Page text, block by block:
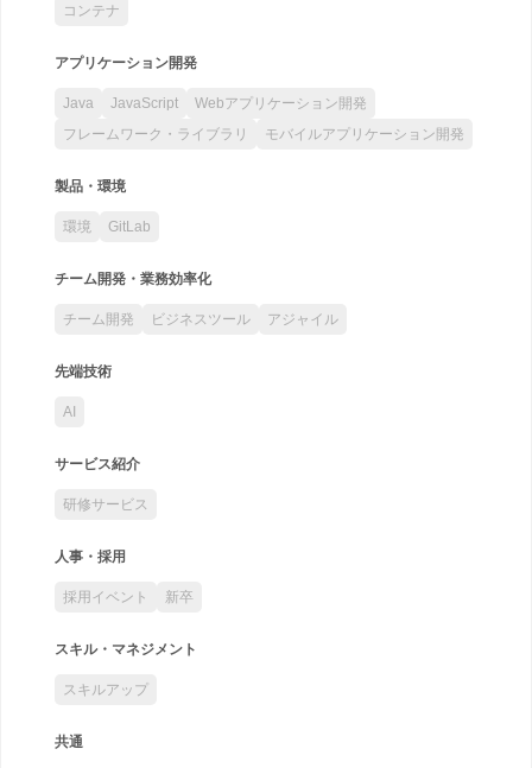
コンテナ
アプリケーション開発
Java JavaScript
Webアプリケーション開発
フレームワーク・ライブラリ
モバイルアプリケーション開発
製品・環境
環境 GitLab
チーム開発・業務効率化
チーム開発 ビジネスツール アジャイル
先端技術
AI
サービス紹介
研修サービス
人事・採用
採用イベント 新卒
スキル・マネジメント
スキルアップ
共通